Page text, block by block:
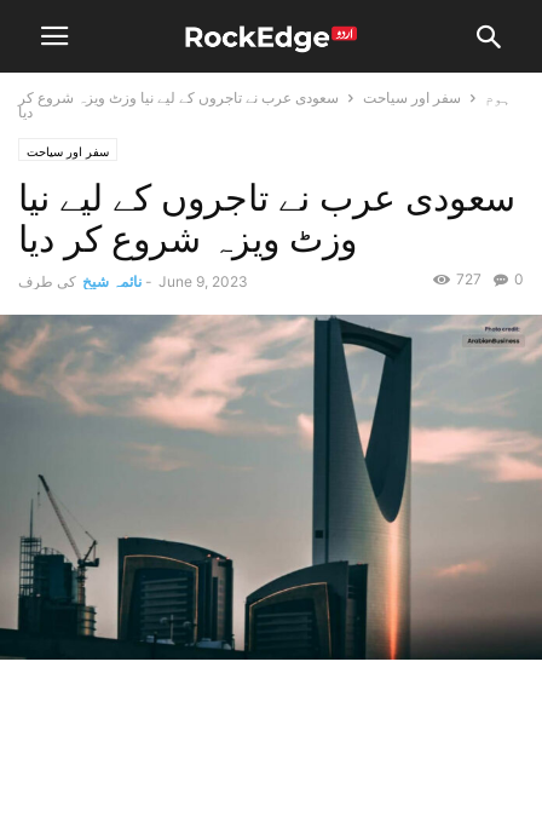
ہوم سفر اور سیاحت
سعودی عرب نے تاجروں کے لیے نیا وزٹ ویزہ شروع کر
دیا
سفر اور سیاحت
سعودی عرب نے تاجروں کے لیے نیا
وزٹ ویزہ شروع کر دیا
کی طرف نائمہ شیخ - June 9, 2023 0
727